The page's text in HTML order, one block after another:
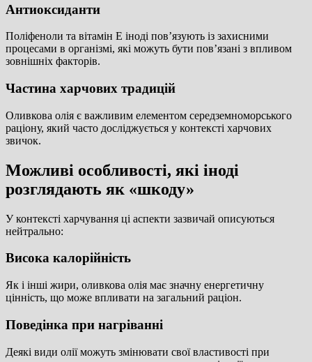
Антиоксиданти
Поліфеноли та вітамін E іноді пов’язують із захисними
процесами в організмі, які можуть бути пов’язані з впливом
зовнішніх факторів.
Частина харчових традицій
Оливкова олія є важливим елементом середземноморського
раціону, який часто досліджується у контексті харчових
звичок.
Можливі особливості, які іноді
розглядають як «шкоду»
У контексті харчування ці аспекти зазвичай описуються
нейтрально:
Висока калорійність
Як і інші жири, оливкова олія має значну енергетичну
цінність, що може впливати на загальний раціон.
Поведінка при нагріванні
Деякі види олії можуть змінювати свої властивості при